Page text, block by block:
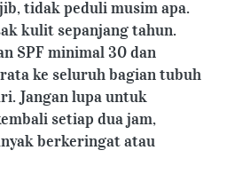
tidak peduli musim apa.
kulit sepanjang tahun.
SPF minimal 30 dan
ke seluruh bagian tubuh
Jangan lupa untuk
setiap dua jam,
berkeringat atau